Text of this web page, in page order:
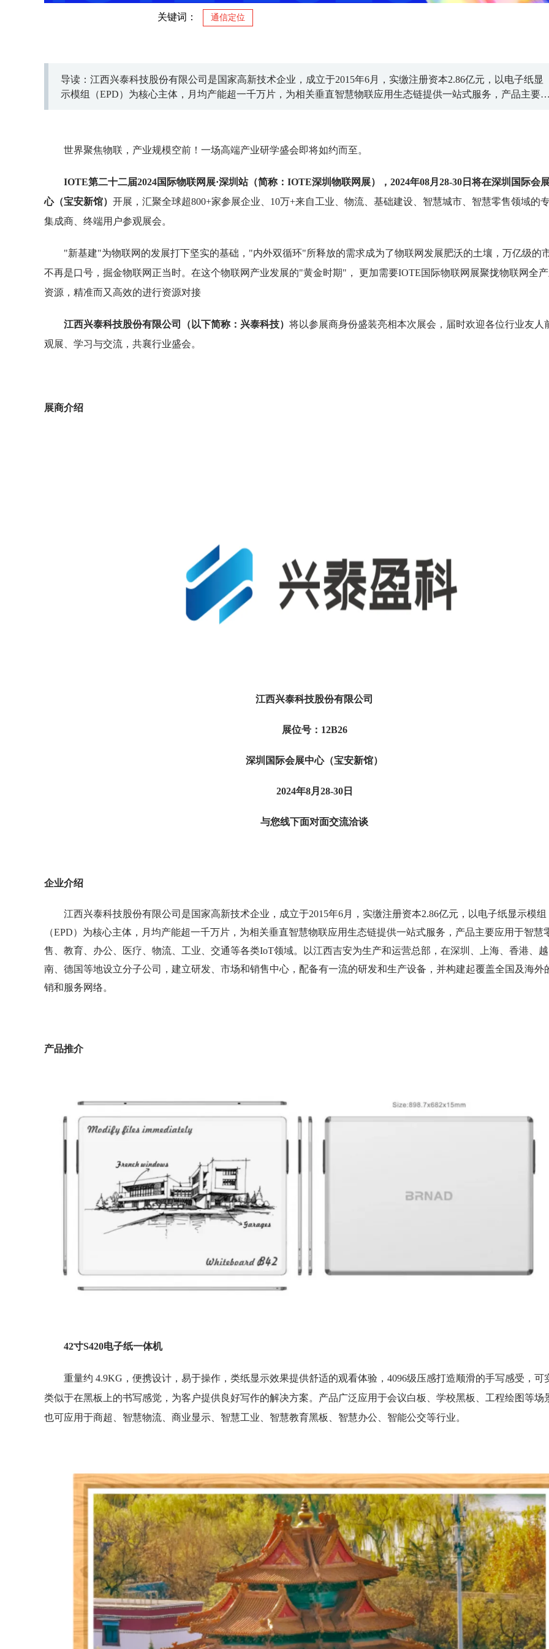
关键词： 通信定位
导读：江西兴泰科技股份有限公司是国家高新技术企业，成立于2015年6月，实缴注册资本2.86亿元，以电子纸显
示模组（EPD）为核心主体，月均产能超一千万片，为相关垂直智慧物联应用生态链提供一站式服务，产品主要
世界聚焦物联，产业规模空前！一场高端产业研学盛会即将如约而至。
IOTE第二十二届2024国际物联网展·深圳站（简称：IOTE深圳物联网展），2024年08月28-30日将在深圳国际会
心（宝安新馆） 开展，汇聚全球超800+家参展企业、10万+来自工业、物流、基础建设、智慧城市、智慧零售领域的
集成商、终端用户参观展会。
"新基建"为物联网的发展打下坚实的基础，"内外双循环"所释放的需求成为了物联网发展肥沃的土壤，万亿级的
不再是口号，掘金物联网正当时。在这个物联网产业发展的"黄金时期"， 更加需要IOTE国际物联网展聚拢物联网全
资源，精准而又高效的进行资源对接
江西兴泰科技股份有限公司（以下简称： 兴泰科技） 将以参展商身份盛装亮相本次展会，届时欢迎各位行业友人
观展、学习与交流，共襄行业盛会。
展商介绍
江西兴泰科技股份有限公司
展位号：12B26
深圳国际会展中心（宝安新馆）
2024年8月28-30日
与您线下面对面交流洽谈
企业介绍
江西兴泰科技股份有限公司是国家高新技术企业，成立于2015年6月，实缴注册资本2.86亿元，以电子纸显示模组
（EPD）为核心主体，月均产能超一千万片，为相关垂直智慧物联应用生态链提供一站式服务，产品主要应用于智慧
售、教育、办公、医疗、物流、工业、交通等各类IoT领域。以江西吉安为生产和运营总部，在深圳、上海、香港、越
南、德国等地设立分子公司，建立研发、市场和销售中心，配备有一流的研发和生产设备，并构建起覆盖全国及海外
销和服务网络。
产品推介
42寸S420电子纸一体机
重量约 4.9KG，便携设计，易于操作，类纸显示效果提供舒适的观看体验，4096级压感打造顺滑的手写感受，可
类似于在黑板上的书写感觉，为客户提供良好写作的解决方案。产品广泛应用于会议白板、学校黑板、工程绘图等场
也可应用于商超、智慧物流、商业显示、智慧工业、智慧教育黑板、智慧办公、智能公交等行业。